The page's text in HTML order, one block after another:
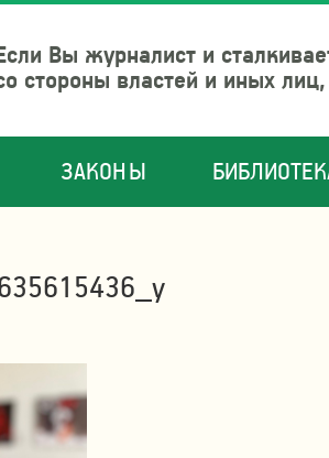
Вы журналист и
стороны властей и иных
ЗАКОНЫ